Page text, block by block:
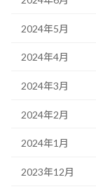
2024年5月
2024年4月
2024年3月
2024年2月
2024年1月
2023年12月